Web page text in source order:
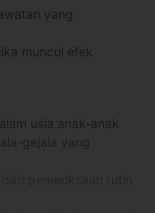
yang
muncul efek
usia anak-anak
gejala yang